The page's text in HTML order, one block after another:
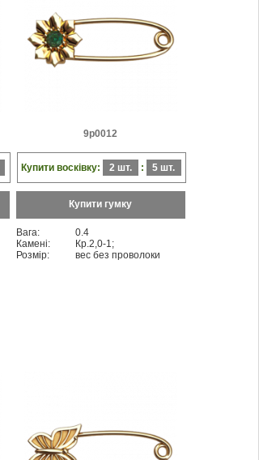
9p0012
Купити восківку: 2 шт. : 5 шт.
Купити гумку
Вага:
0.4
Камені:
Кр.2,0-1;
Розмір:
вес без проволоки